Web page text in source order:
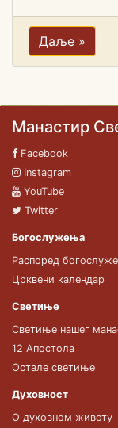
Даље »
Манастир
Facebook
Instagram
YouTube
Twitter
Богослужења
Распоред
Црквени календар
Светиње
Светиње нашег
12 Апостола
Остале светиње
Духовност
О духовном животу